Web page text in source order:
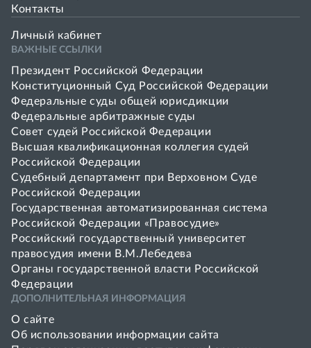
Контакты
Личный кабинет
ВАЖНЫЕ ССЫЛКИ
Президент Российской Федерации
Конституционный Суд Российской Федерации
Федеральные суды общей юрисдикции
Федеральные арбитражные суды
Совет cудей Российской Федерации
Высшая квалификационная коллегия судей
Российской Федерации
Судебный департамент при Верховном Суде
Российской Федерации
Государственная автоматизированная система
Российской Федерации «Правосудие»
Pоссийский государственный университет
правосудия имени В.М.Лебедева
Органы государственной власти Российской
Федерации
ДОПОЛНИТЕЛЬНАЯ ИНФОРМАЦИЯ
О сайте
Об использовании информации сайта